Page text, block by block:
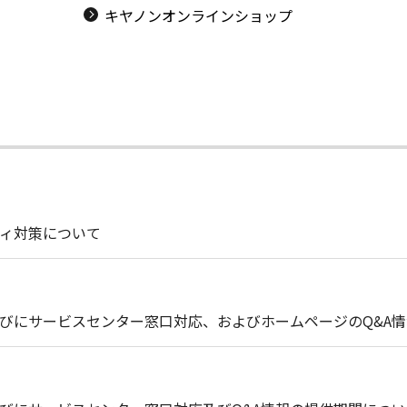
キヤノンオンラインショップ
対策について
にサービスセンター窓口対応、およびホームページのQ&A